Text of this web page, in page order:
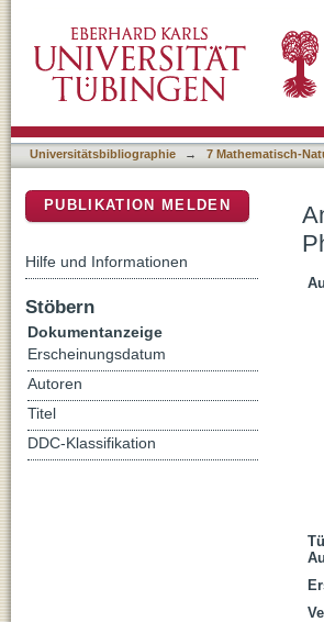
Ray Binary 4U 1630-47
Universitätsbibliographie → 7 Mathematisch-
PUBLIKATION MELDEN
Hilfe und Informationen
Stöbern
Dokumentanzeige
Erscheinungsdatum
Autoren
Titel
DDC-Klassifikation